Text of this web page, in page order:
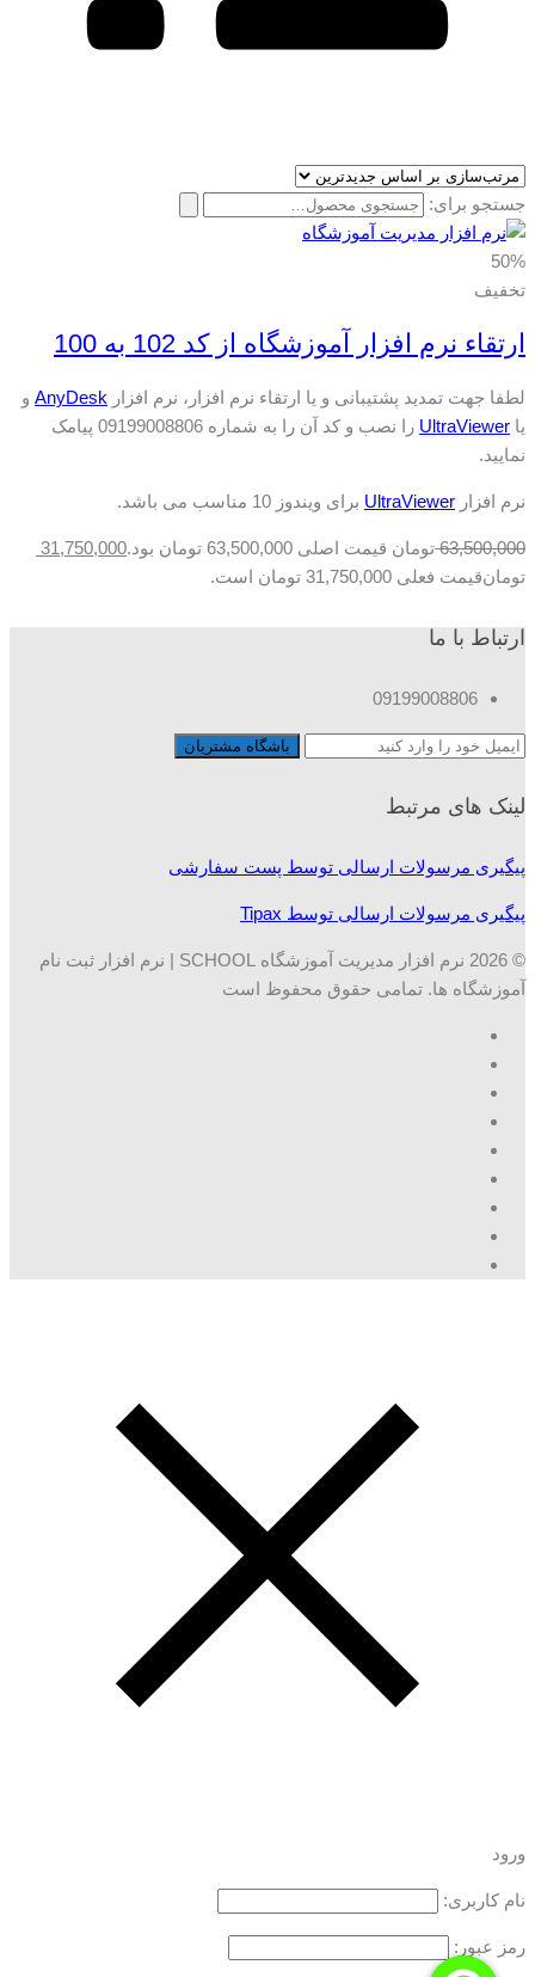
جستجو برای:
50%
تخفیف
ارتقاء نرم افزار آموزشگاه از کد 102 به 100
لطفا جهت تمدید پشتیبانی و یا ارتقاء نرم افزار، نرم افزار AnyDesk و
یا UltraViewer
را نصب و کد آن را به شماره 09199008806 پیامک
نمایید.
نرم افزار UltraViewer برای ویندوز 10 مناسب می باشد.
63,500,000 تومان قیمت اصلی 63,500,000 تومان بود.
31,750,000
تومانقیمت فعلی 31,750,000 تومان است.
ارتباط با ما
09199008806
لینک های مرتبط
پیگیری مرسولات ارسالی توسط پست سفارشی
پیگیری مرسولات ارسالی توسط Tipax
© 2026 نرم افزار مدیریت آموزشگاه SCHOOL | نرم افزار ثبت نام
آموزشگاه ها. تمامی حقوق محفوظ است
ورود
نام کاربری:
رمز عبور: